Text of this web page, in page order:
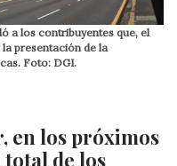
a los contribuyentes que, el
presentación de la
Foto: DGI.
en los próximos
total de los